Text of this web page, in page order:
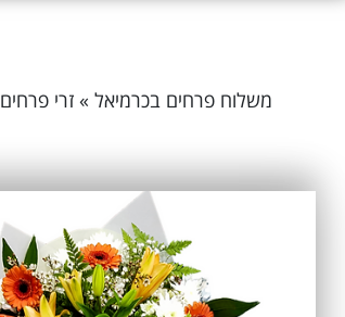
משלוח פרחים בכרמיאל »זרי פרחים